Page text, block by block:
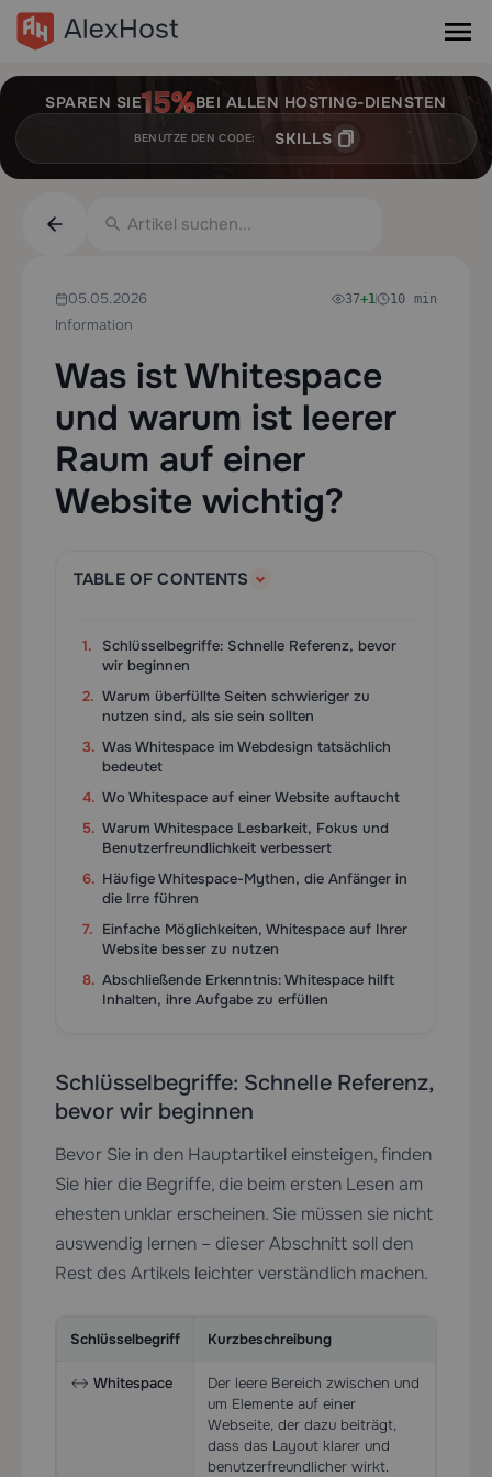
SPAREN SIE BEI ALLEN HOSTING-DIENSTEN
BENUTZE DEN CODE: SKILLS
05.05.2026
Information
37+1 10 min
Was ist Whitespace
und warum ist leerer
Raum auf einer
Website wichtig?
TABLE OF CONTENTS
Schlüsselbegriffe: Schnelle Referenz, bevor
wir beginnen
Warum überfüllte Seiten schwieriger zu
nutzen sind, als sie sein sollten
Was Whitespace im Webdesign tatsächlich
bedeutet
Wo Whitespace auf einer Website auftaucht
Warum Whitespace Lesbarkeit, Fokus und
Benutzerfreundlichkeit verbessert
Häufige Whitespace-Mythen, die Anfänger in
die Irre führen
Einfache Möglichkeiten, Whitespace auf Ihrer
Website besser zu nutzen
Abschließende Erkenntnis: Whitespace hilft
Inhalten, ihre Aufgabe zu erfüllen
Schlüsselbegriffe: Schnelle Referenz,
bevor wir beginnen
Bevor Sie in den Hauptartikel einsteigen, finden
Sie hier die Begriffe, die beim ersten Lesen am
ehesten unklar erscheinen. Sie müssen sie nicht
auswendig lernen – dieser Abschnitt soll den
Rest des Artikels leichter verständlich machen.
Schlüsselbegriff Kurzbeschreibung
↔️ Whitespace
Der leere Bereich zwischen und
um Elemente auf einer
Webseite, der dazu beiträgt,
dass das Layout klarer und
benutzerfreundlicher wirkt.